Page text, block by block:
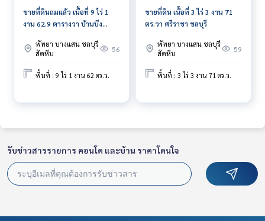
ขายที่ดินถมแล้ว เนื้อที่ 9 ไร่ 1
งาน 62.9 ตารางวา บ้านบึง
พัทยา บางแสน ชลบุรี
สัตหีบ
56
พื้นที่ : 9 ไร่ 1 งาน 62 ตร.ว.
ขายที่ดิน เนื้อที่ 3 ไร่ 3 งาน 71
ตร.วา ศรีราชา ชลบุรี
พัทยา บางแสน ชลบุรี
สัตหีบ
59
พื้นที่ : 3 ไร่ 3 งาน 71 ตร.ว.
รับข่าวสารรายการ คอนโด และบ้าน ราคาโดนใจ